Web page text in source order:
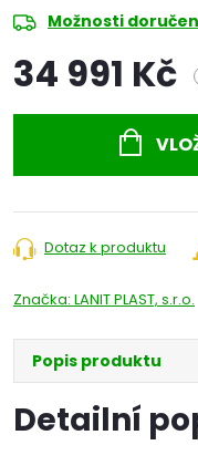
Možnosti
34 991 Kč
Dotaz k produktu
Značka: LANIT PLAST, s.r.o.
Popis produktu
Detailní